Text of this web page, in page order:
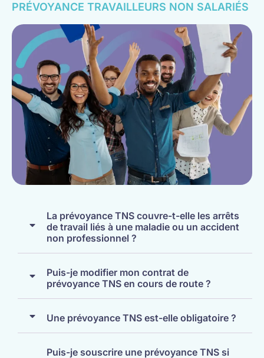
PRÉVOYANCE TRAVAILLEURS NON SALARIÉS
La prévoyance TNS couvre-t-elle les arrêts
de travail liés à une maladie ou un accident
non professionnel ?
Puis-je modifier mon contrat de
prévoyance TNS en cours de route ?
Une prévoyance TNS est-elle obligatoire ?
Puis-je souscrire une prévoyance TNS si